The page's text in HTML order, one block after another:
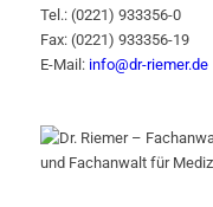
Tel.: (0221) 933356-0
Fax: (0221) 933356-19
E-Mail: info@dr-riemer.de